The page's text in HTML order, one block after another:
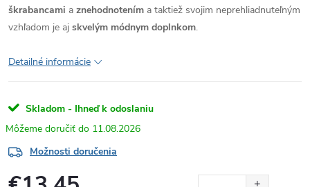
škrabancami a znehodnotením a taktiež svojim neprehliadnuteľným
vzhľadom je aj skvelým módnym doplnkom.
Detailné informácie
Skladom - Ihneď k odoslaniu
11.08.2026
Možnosti doručenia